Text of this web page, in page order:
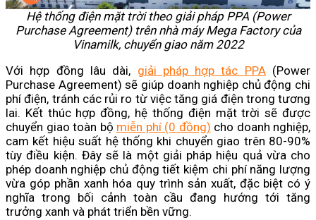
Hệ thống điện mặt trời theo giải pháp PPA (Power
Purchase Agreement) trên nhà máy Mega Factory của
Vinamilk, chuyển giao năm 2022
Với hợp đồng lâu dài, giải pháp hợp tác PPA(Power
Purchase Agreement) sẽ giúp doanh nghiệp chủ động chi
phí điện, tránh các rủi ro từ việc tăng giá điện trong tương
lai. Kết thúc hợp đồng, hệ thống điện mặt trời sẽ được
chuyển giao toàn bộ miễn phí (0 đồng) cho doanh nghiệp,
cam kết hiệu suất hệ thống khi chuyển giao trên 80-90%
tùy điều kiện. Đây sẽ là một giải pháp hiệu quả vừa cho
phép doanh nghiệp chủ động tiết kiệm chi phí năng lượng
vừa góp phần xanh hóa quy trình sản xuất, đặc biệt có ý
nghĩa trong bối cảnh toàn cầu đang hướng tới tăng
trưởng xanh và phát triển bền vững.